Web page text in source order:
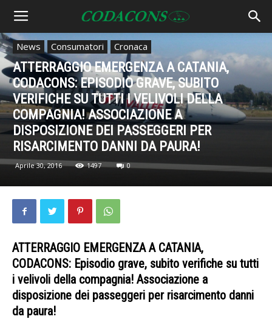
News Consumatori Cronaca
ATTERRAGGIO EMERGENZA A CATANIA,
CODACONS: EPISODIO GRAVE, SUBITO
VERIFICHE SU TUTTI I VELIVOLI DELLA
COMPAGNIA! ASSOCIAZIONE A
DISPOSIZIONE DEI PASSEGGERI PER
RISARCIMENTO DANNI DA PAURA!
Aprile 30, 2016 1497 0
ATTERRAGGIO EMERGENZA A CATANIA,
CODACONS: Episodio grave, subito verifiche su tutti
i velivoli della compagnia! Associazione a
disposizione dei passeggeri per risarcimento danni
da paura!